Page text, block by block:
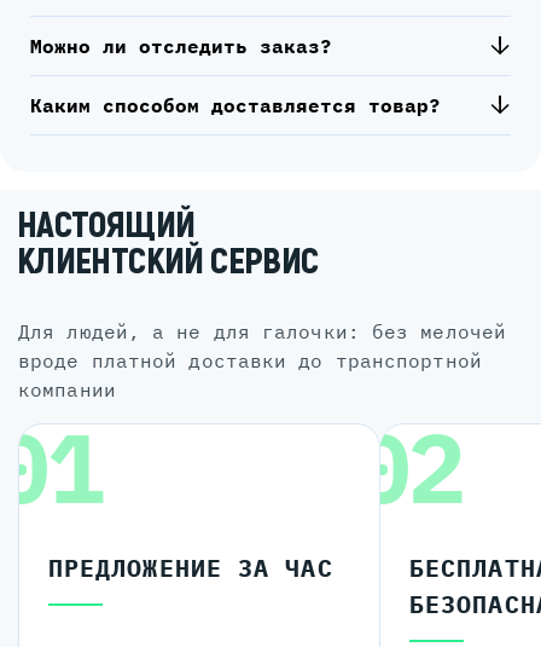
Можно ли отследить заказ?
Каким способом доставляется товар?
НАСТОЯЩИЙ
КЛИЕНТСКИЙ СЕРВИС
для людей, а не для галочки: без мелочей
вроде платной доставки до транспортной
компании
ПРЕДЛОЖЕНИЕ ЗА ЧАС
02